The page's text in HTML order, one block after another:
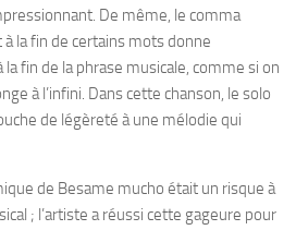
De même, le comma
la fin de certains mots donne
fin de la phrase musicale, comme si on
à l’infini. Dans cette chanson, le solo
de légèreté à une mélodie qui
de Besame mucho était un risque à
; l’artiste a réussi cette gageure pour